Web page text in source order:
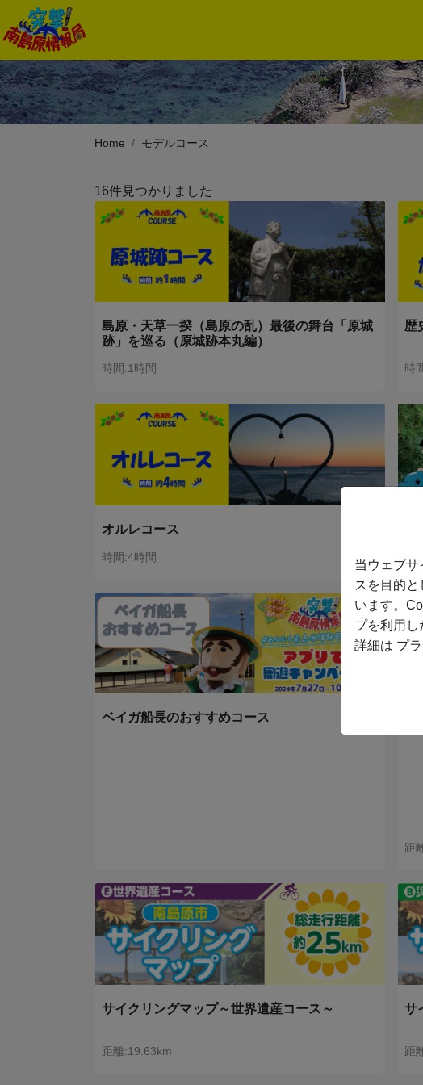
Home モデルコース
16件見つかりました
島原・天草一揆（島原の乱）最後の舞台「原城
跡」を巡る（原城跡本丸編）
時間:1時間
歴
時
オルレコース
時間:4時間 距
ベイガ船長のおすすめコース
距
サイクリングマップ～世界遺産コース～
距離:19.63km
サ
距
当ウェブ
スを目的
います。
プを利用し
詳細は プ